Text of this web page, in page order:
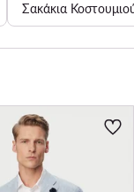
Σακάκια